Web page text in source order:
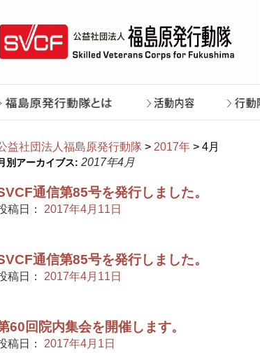
益社団法人福島原発行動隊 > 2017年 > 4月
別アーカイブス: 2017年4月
通信第85号を発行しました。
稿日： 2017年4月11日
通信第85号を発行しました。
稿日： 2017年4月11日
60回院内集会を開催します。
稿日： 2017年4月1日